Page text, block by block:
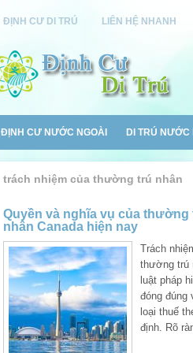
ĐỊNH CƯ DI TRÚ LIÊN HỆ NHANH
ĐỊNH CƯ NƯỚC NGOÀI DI TRÚ NƯỚC
trách nhiệm của thường trú nhân
Quyền và nghĩa vụ của thường
nhân Canada hiện nay
Trách
thường trú
luật pháp
đóng đúng
loại thuế
định. Rõ